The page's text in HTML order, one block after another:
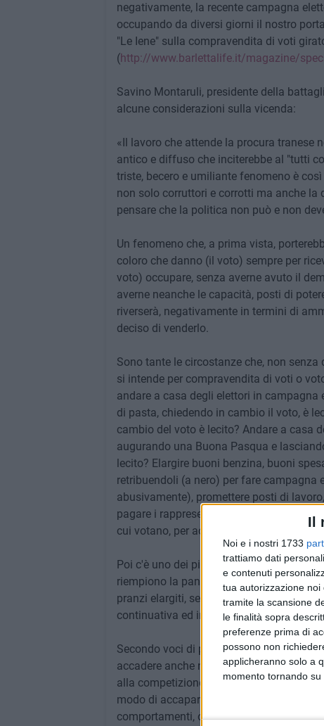
Il
Noi e i nostri 1733
trattiamo dati
e contenuti
tua autorizzazione
tramite la scansione
le finalità sopra
preferenze prima di
possono non
applicheranno solo a
momento tornando
negativamente, la recente campagna
occupando da diversi giorni il nostro
"Le Iene" sulla compravendita di voti
(http://www.barlettalife.it/magazine/
Savino Montaruli, presidente della
alcune considerazioni sulla vicenda:
«Il lavoro che attende la procura tranese
antico e diffuso che inciterebbe al "tutti
triste, becero e umiliante fenomeno è
non solo corruttori e corrotti ma anche
pensare che la politica non può e non
Un fenomeno che, a prima vista,
coloro che danno (il voto) sempre per
voto) occupare, senza averne avuto il
averne neanche le capacità, posti di
riverserà, negativamente in termini di
deciso di venderlo.
Sono tante le circostanze che, non
si intende per compravendita di voti o
andare a casa degli elettori in
di pasta, chiedendo in cambio il voto, è
cambio del voto è lecito? Andare a casa
augurando una Buona Pasqua e
lecito? Elargire buoni benzina, buoni
retribuendoli (a nero) per fare
abusivamente), promettere posti di
pagare i rappresentanti di lista (sempre
cui votano, per accertarne l'effettivo
Poi c'è uno dei più diffusi ed ingannevoli
riempiono la pancia di tutti, candidati
pranzi elargiti, sempre gratuitamente ed
continuativa ed in ogni luogo. E' lecito?
Secondo voci di popolo, sempre più
accadere anche nella recente campagna
alla competizione regionale. La procura
modo di accaparrarsi il voto come
comportamenti, oltre che sicuramente